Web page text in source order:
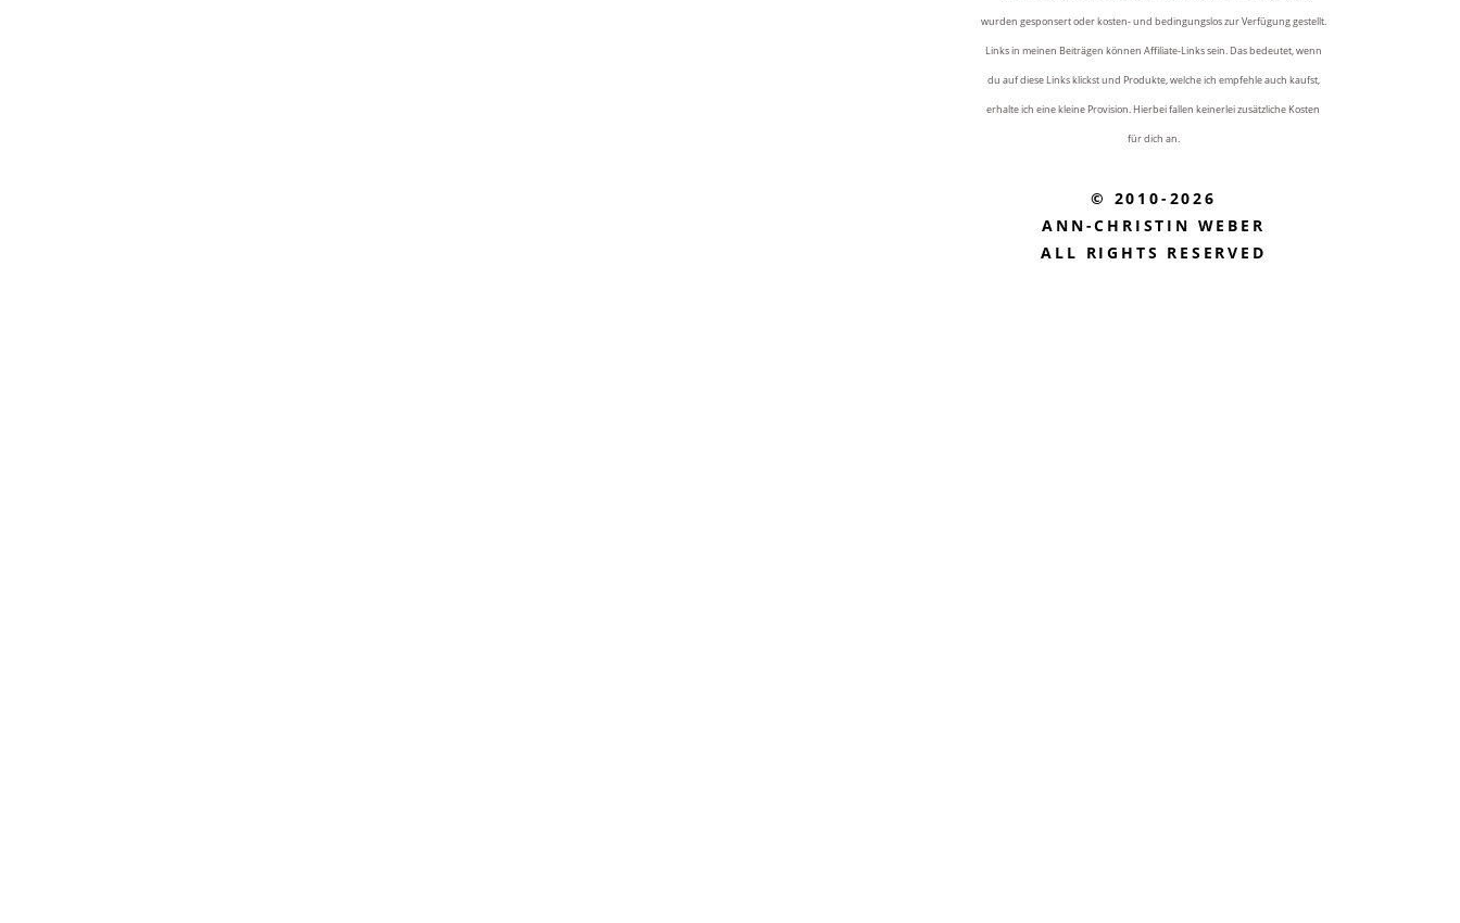
wurden gesponsert oder kosten- und bedingungslos zur Verfügung gestellt.
Links in meinen Beiträgen können Affiliate-Links sein. Das bedeutet, wenn
du auf diese Links klickst und Produkte, welche ich empfehle auch kaufst,
erhalte ich eine kleine Provision. Hierbei fallen keinerlei zusätzliche Kosten
für dich an.
© 2010-2026
ANN-CHRISTIN WEBER
ALL RIGHTS RESERVED